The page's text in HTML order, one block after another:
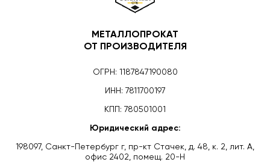
МЕТАЛЛОПРОКАТ
ОТ ПРОИЗВОДИТЕЛЯ
ОГРН: 1187847190080
ИНН: 7811700197
КПП: 780501001
Юридический адрес:
198097, Санкт-Петербург г, пр-кт Стачек, д. 48, к. 2, лит. А,
офис 2402, помещ. 20-Н